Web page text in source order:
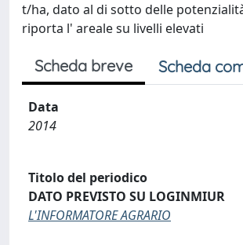
t/ha, dato al di sotto delle
riporta l' areale su livelli elevati
Scheda breve Scheda
Data
2014
Titolo del periodico
DATO PREVISTO SU LOGINMIUR
L'INFORMATORE AGRARIO